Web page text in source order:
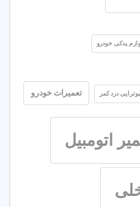
یدکی خودرو
درد کمر تعمیرات خودرو
اتومبیل